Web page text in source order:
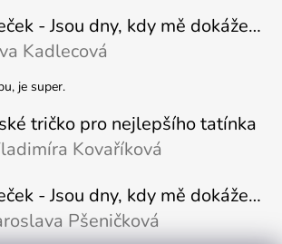
Hrneček - Jsou dny, kdy mě dokáže nasrat i vzduch - Sova
produktu je 5 z 5 hvězdiček.
Kadlecová
je super.
tričko pro nejlepšího tatínka
produktu je 5 z 5 hvězdiček.
Kovaříková
Hrneček - Jsou dny, kdy mě dokáže nasrat i vzduch-naštvaný pejsek
produktu je 5 z 5 hvězdiček.
Pšeničková